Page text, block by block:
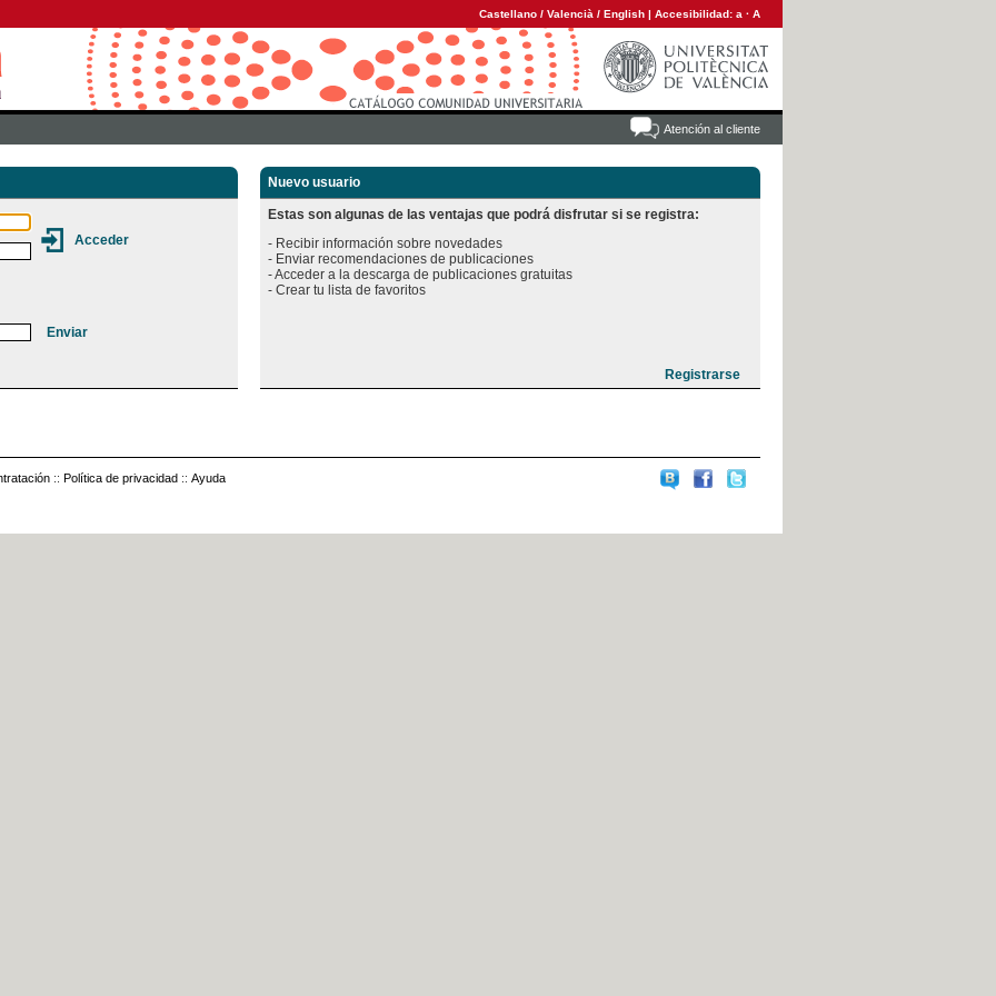
Castellano / Valencià / English | Accesibilidad: a · A
Atención al cliente
Nuevo usuario
Estas son algunas de las ventajas que podrá disfrutar si se registra:
- Recibir información sobre novedades
- Enviar recomendaciones de publicaciones
- Acceder a la descarga de publicaciones gratuitas
:: Política de privacidad :: Ayuda